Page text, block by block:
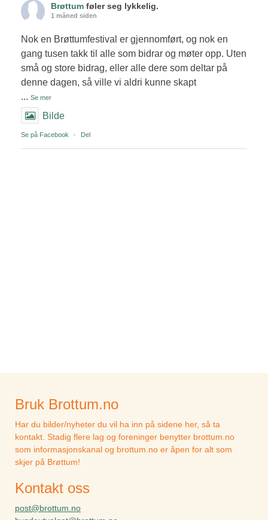
Brøttum føler seg lykkelig.
1 måned siden
Nok en Brøttumfestival er gjennomført, og nok en
gang tusen takk til alle som bidrar og møter opp. Uten
små og store bidrag, eller alle dere som deltar på
denne dagen, så ville vi aldri kunne skapt
... Se mer
Bilde
Se på Facebook · Del
Bruk Brottum.no
Har du bilder/nyheter du vil ha inn på sidene her, så ta
kontakt. Stadig flere lag og foreninger benytter brottum.no
som informasjonskanal og brottum.no er åpen for alt som
skjer på Brøttum!
Kontakt oss
post@brottum.no